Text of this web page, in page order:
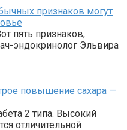
признаков могут
пять признаков,
эндокринолог Эльвира
повышение сахара —
2 типа. Высокий
отличительной